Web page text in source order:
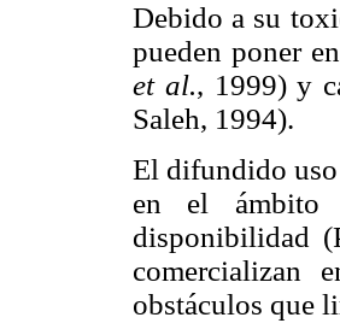
Debido a su
pueden poner
et al., 1999) y
Saleh, 1994).
El difundido uso
en el ámbito
disponibilidad
comercializan
obstáculos que